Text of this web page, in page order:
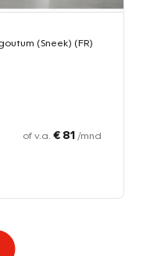
(Sneek) (FR)
of v.a. € 81 /mnd